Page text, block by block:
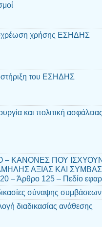
χρήσης ΕΣΗΔΗΣ
του ΕΣΗΔΗΣ
και πολιτική
ΚΑΝΟΝΕΣ ΠΟΥ
ΑΞΙΑΣ ΚΑΙ
– Άρθρο 125 – Πεδίο
σύναψης συμβάσεων
διαδικασίας ανάθεσης